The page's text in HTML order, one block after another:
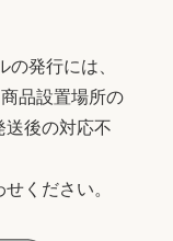
発行には、
品設置場所の
送後の対応不
ください。